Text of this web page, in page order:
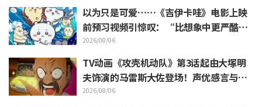
以为只是可爱……《吉伊卡哇》电影上映
前预习视频引惊叹：“比想象中更严酷”
“全是关于打工的话题”的反差感
2026/08/06
TV动画《攻壳机动队》第3话起由大塚明
夫饰演的马雷斯大佐登场！声优感言与片
尾插画公开
2026/08/06